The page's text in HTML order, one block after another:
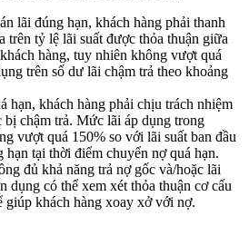
lãi đúng hạn, khách hàng phải thanh
trên tỷ lệ lãi suất được thỏa thuận giữa
hàng, tuy nhiên không vượt quá
trên số dư lãi chậm trả theo khoảng
hạn, khách hàng phải chịu trách nhiệm
bị chậm trả. Mức lãi áp dụng trong
vượt quá 150% so với lãi suất ban đầu
hạn tại thời điểm chuyển nợ quá hạn.
đủ khả năng trả nợ gốc và/hoặc lãi
dụng có thể xem xét thỏa thuận cơ cấu
giúp khách hàng xoay xở với nợ.